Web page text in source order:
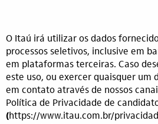
O Itaú irá utilizar os dados
processos seletivos, inclusive em
em plataformas terceiras. Caso
este uso, ou exercer quaisquer um
em contato através de nossos
Política de Privacidade de
(https://www.itau.com.br/